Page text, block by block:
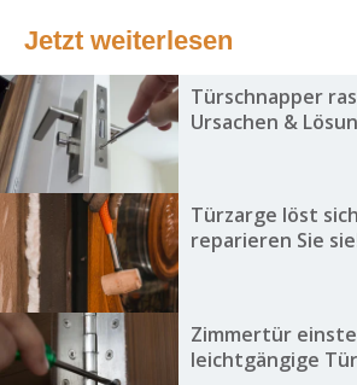
Jetzt weiterlesen
Türschnapper
Ursachen &
Türzarge löst
reparieren Sie
Zimmertür
leichtgängige